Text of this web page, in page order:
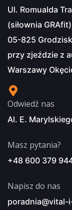
Ul. Romualda
(siłownia
05-825
przy zjeździe z
Warszawy
Odwiedź nas
Al. E.
Masz pytania?
+48 600 379
Napisz do nas
poradnia@vital-